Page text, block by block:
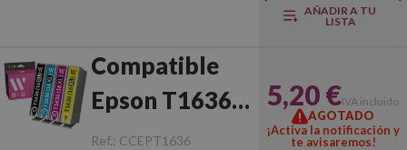
AÑADIR A TU
LISTA
Compatible
Epson T1636
(16XL)
Ref.: CCEPT1636
5,20 €IVA incluido
AGOTADO
¡Activa la notificación y
te avisaremos!